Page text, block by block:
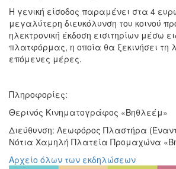
Η γενική είσοδος παραμένει στα 4
μεγαλύτερη διευκόλυνση του κοινού
ηλεκτρονική έκδοση εισιτηρίων μέσω
πλατφόρμας, η οποία θα ξεκινήσει τη
επόμενες μέρες.
Πληροφορίες:
Θερινός Κινηματογράφος «Βηθλεέμ»
Διεύθυνση: Λεωφόρος Πλαστήρα
Νότια Χαμηλή Πλατεία Προμαχώνα
Αρχείο όλων των εκδηλώσεων